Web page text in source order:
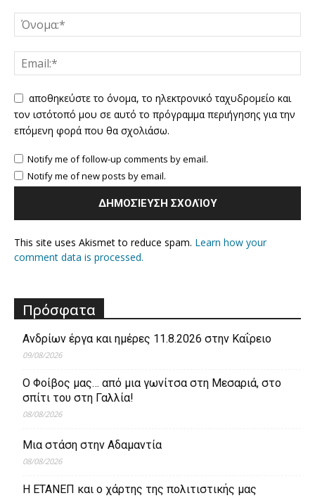
αποθηκεύστε το όνομα, το ηλεκτρονικό ταχυδρομείο και
τον ιστότοπό μου σε αυτό το πρόγραμμα περιήγησης για την
επόμενη φορά που θα σχολιάσω.
Notify me of follow-up comments by email.
Notify me of new posts by email.
This site uses Akismet to reduce spam. Learn how your
comment data is processed.
Πρόσφατα
Ανδρίων έργα και ημέρες 11.8.2026 στην Καΐρειο
09/08/2026
Ο Φοίβος μας… από μια γωνίτσα στη Μεσαριά, στο
σπίτι του στη Γαλλία!
08/08/2026
Μια στάση στην Αδαμαντία
08/08/2026
Η ΕΤΑΝΕΠ και ο χάρτης της πολιτιστικής μας